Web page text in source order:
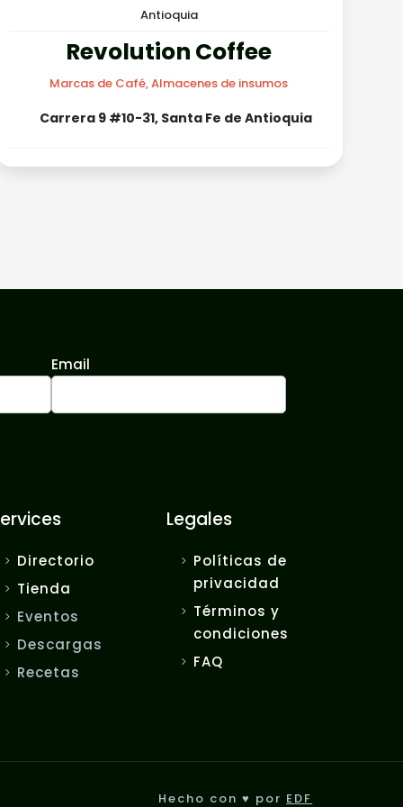
Antioquia
Revolution Coffee
Marcas de Café, Almacenes de insumos
Carrera 9 #10-31, Santa Fe de Antioquia
Email
Directorio
Tienda
Eventos
Descargas
Recetas
Legales
Políticas de
privacidad
Términos y
condiciones
FAQ
Hecho con ♥ por EDF